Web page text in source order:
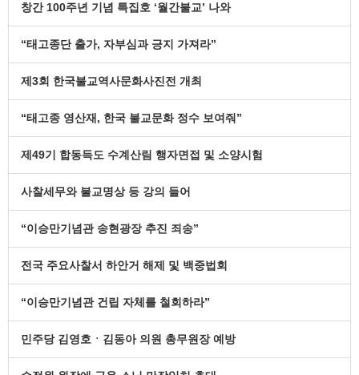
창간 100주년 기념 특집호 ‘월간불교’ 나와
“태고종단 출가, 자부심과 긍지 가져라”
제3회 한국불교역사문화사진전 개최
“태고종 영산재, 한국 불교문화 정수 보여줘”
제49기 합동득도 수계산림 행자면접 및 소양시험
사찰세무와 불교명상 등 강의 들어
“이승만기념관 송현광장 추진 죄송”
전국 주요사찰서 하안거 해제 및 백중법회
“이승만기념관 건립 자체를 철회하라”
민주당 김영호ㆍ김동아 의원 총무원장 예방